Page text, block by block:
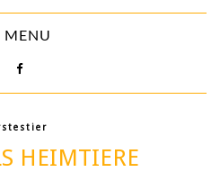
MENU
HEIMTIERE